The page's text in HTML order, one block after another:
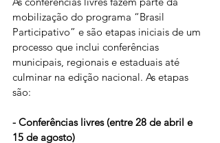
mobilização do programa “Brasil
Participativo” e são etapas iniciais de um
processo que inclui conferências
municipais, regionais e estaduais até
culminar na edição nacional. As etapas
são:
- Conferências livres (entre 28 de abril e
15 de agosto)